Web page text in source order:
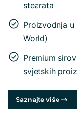
stearata
Proizvodnja u
World)
Premium
svjetskih
Saznajte više